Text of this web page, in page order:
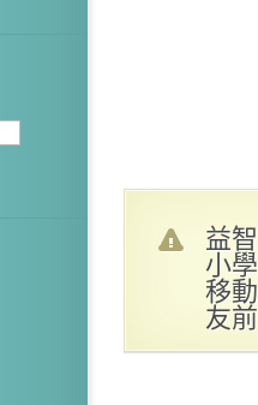
益
小
移
友